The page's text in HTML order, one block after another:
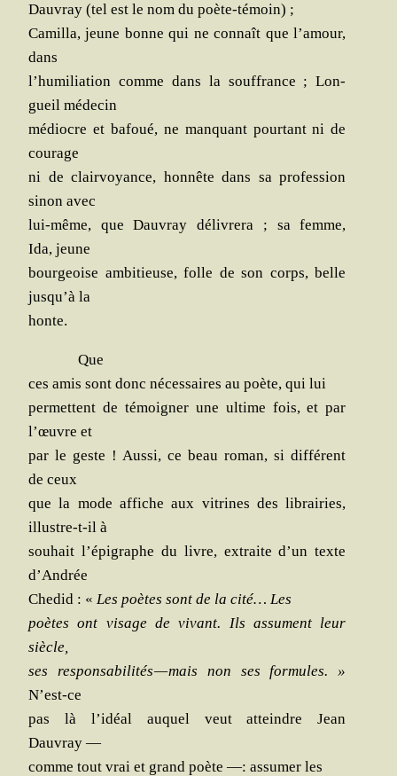
Dau­vray (tel est le nom du poète-témoin) ;
Camil­la, jeune bonne qui ne connaît que l’amour,
dans
l’humiliation comme dans la souf­france ; Lon­
gueil médecin
médiocre et bafoué, ne man­quant pour­tant ni de
courage
ni de clair­voyance, hon­nête dans sa pro­fes­sion
sinon avec
lui-même, que Dau­vray déli­vre­ra ; sa femme,
Ida, jeune
bour­geoise ambi­tieuse, folle de son corps, belle
jusqu’à la
honte.
Que
ces amis sont donc néces­saires au poète, qui lui
per­mettent de témoi­gner une ultime fois, et par
l’œuvre et
par le geste ! Aus­si, ce beau roman, si dif­fé­rent
de ceux
que la mode affiche aux vitrines des librai­ries,
illustre-t-il à
sou­hait l’épigraphe du livre, extraite d’un texte
d’Andrée
Che­did : « Les poètes sont de la cité… Les
poètes ont visage de vivant. Ils assument leur
siècle,
ses res­pon­sa­bi­li­tés — mais non ses for­mules. »
N’est-ce
pas là l’idéal auquel veut atteindre Jean
Dauvray —
comme tout vrai et grand poète —: assu­mer les